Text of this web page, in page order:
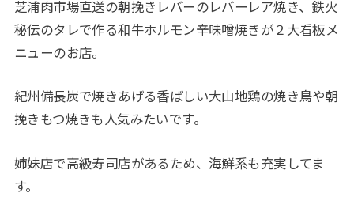
芝浦肉市場直送の朝挽きレバーのレバーレア焼き、鉄火
秘伝のタレで作る和牛ホルモン辛味噌焼きが２大看板メ
ニューのお店。
紀州備長炭で焼きあげる香ばしい大山地鶏の焼き鳥や朝
挽きもつ焼きも人気みたいです。
姉妹店で高級寿司店があるため、海鮮系も充実してま
す。